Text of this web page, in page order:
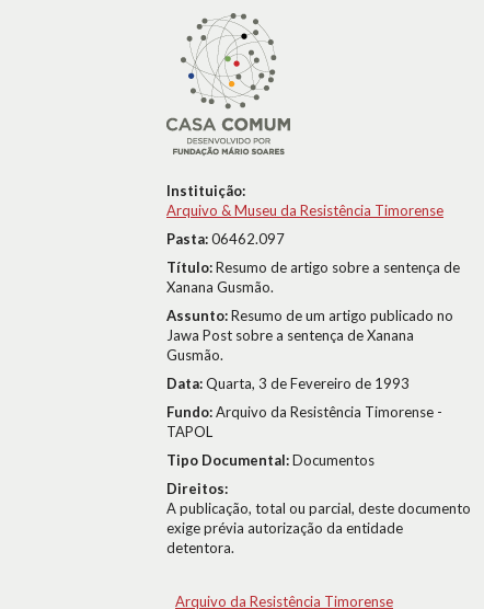
Instituição:
Arquivo & Museu da Resistência Timorense
Pasta:06462.097
Título:Resumo de artigo sobre a sentença de
Xanana Gusmão.
Assunto:Resumo de um artigo publicado no
Jawa Post sobre a sentença de Xanana
Gusmão.
Data:Quarta, 3 de Fevereiro de 1993
Fundo:Arquivo da Resistência Timorense -
TAPOL
Tipo Documental:Documentos
Direitos:
A publicação, total ou parcial, deste documento
exige prévia autorização da entidade
detentora.
Arquivo da Resistência Timorense